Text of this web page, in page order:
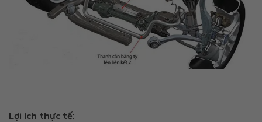
Lợi ích thực tế: